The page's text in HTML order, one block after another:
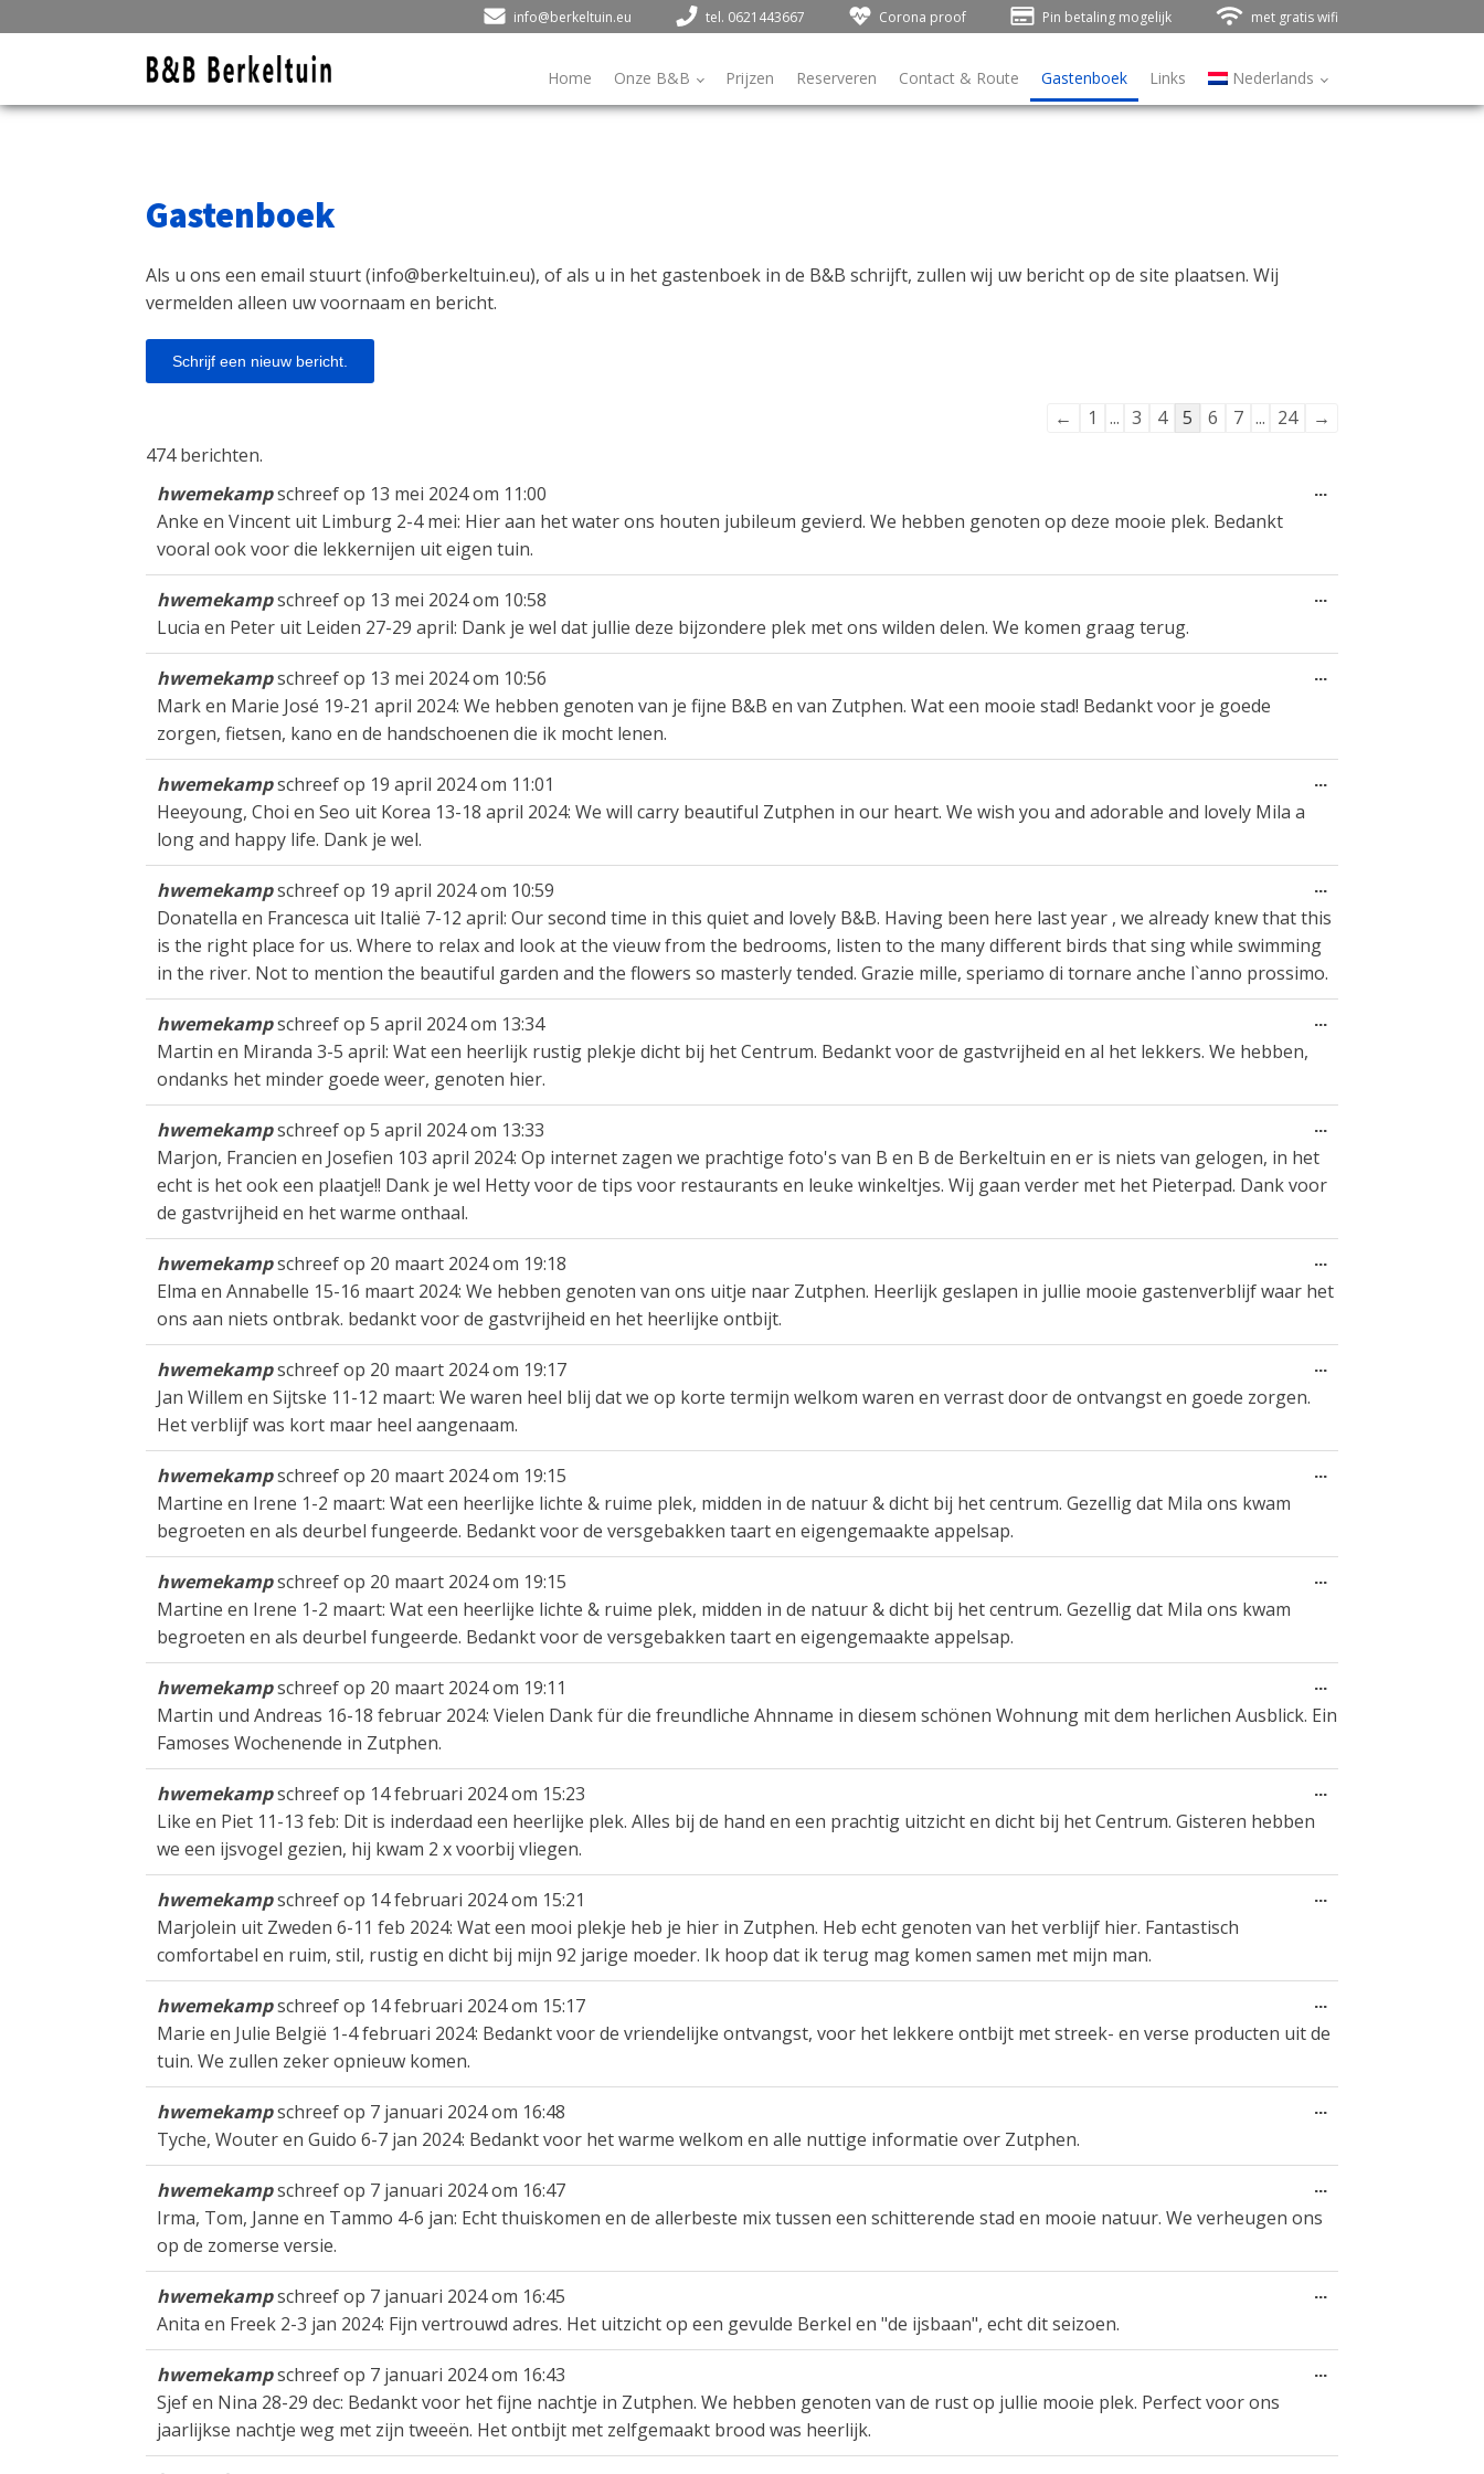
info@berkeltuin.eu tel. 0621443667 Corona proof Pin betaling mogelijk met gratis wifi
Home Onze B&B Prijzen Reserveren Contact & Route Gastenboek Links Nederlands
Gastenboek
Als u ons een email stuurt (info@berkeltuin.eu), of als u in het gastenboek in de B&B schrijft, zullen wij uw bericht op de site plaatsen. Wij
vermelden alleen uw voornaam en bericht.
Navigatie
lijst
← 1 ... 3 4 5 6 7 ... 24
→
474 berichten.
hwemekampschreef op 13 mei 2024om 11:00
Anke en Vincent uit Limburg 2-4 mei: Hier aan het water ons houten jubileum gevierd. We hebben genoten op deze mooie plek. Bedankt
vooral ook voor die lekkernijen uit eigen tuin.
...
hwemekampschreef op 13 mei 2024om 10:58
Lucia en Peter uit Leiden 27-29 april: Dank je wel dat jullie deze bijzondere plek met ons wilden delen. We komen graag terug.
...
hwemekampschreef op 13 mei 2024om 10:56
Mark en Marie José 19-21 april 2024: We hebben genoten van je fijne B&B en van Zutphen. Wat een mooie stad! Bedankt voor je goede
zorgen, fietsen, kano en de handschoenen die ik mocht lenen.
...
hwemekampschreef op 19 april 2024om 11:01
Heeyoung, Choi en Seo uit Korea 13-18 april 2024: We will carry beautiful Zutphen in our heart. We wish you and adorable and lovely Mila a
long and happy life. Dank je wel.
...
hwemekampschreef op 19 april 2024om 10:59
Donatella en Francesca uit Italië 7-12 april: Our second time in this quiet and lovely B&B. Having been here last year , we already knew that this
is the right place for us. Where to relax and look at the vieuw from the bedrooms, listen to the many different birds that sing while swimming
in the river. Not to mention the beautiful garden and the flowers so masterly tended. Grazie mille, speriamo di tornare anche l`anno prossimo.
...
metabox.
hwemekampschreef op 5 april 2024om 13:34
Martin en Miranda 3-5 april: Wat een heerlijk rustig plekje dicht bij het Centrum. Bedankt voor de gastvrijheid en al het lekkers. We hebben,
ondanks het minder goede weer, genoten hier.
...
hwemekampschreef op 5 april 2024om 13:33
Marjon, Francien en Josefien 103 april 2024: Op internet zagen we prachtige foto's van B en B de Berkeltuin en er is niets van gelogen, in het
echt is het ook een plaatje!! Dank je wel Hetty voor de tips voor restaurants en leuke winkeltjes. Wij gaan verder met het Pieterpad. Dank voor
de gastvrijheid en het warme onthaal.
...
hwemekampschreef op 20 maart 2024om 19:18
Elma en Annabelle 15-16 maart 2024: We hebben genoten van ons uitje naar Zutphen. Heerlijk geslapen in jullie mooie gastenverblijf waar het
ons aan niets ontbrak. bedankt voor de gastvrijheid en het heerlijke ontbijt.
...
metabox.
hwemekampschreef op 20 maart 2024om 19:17
Jan Willem en Sijtske 11-12 maart: We waren heel blij dat we op korte termijn welkom waren en verrast door de ontvangst en goede zorgen.
Het verblijf was kort maar heel aangenaam.
...
hwemekampschreef op 20 maart 2024om 19:15
Martine en Irene 1-2 maart: Wat een heerlijke lichte & ruime plek, midden in de natuur & dicht bij het centrum. Gezellig dat Mila ons kwam
begroeten en als deurbel fungeerde. Bedankt voor de versgebakken taart en eigengemaakte appelsap.
...
hwemekampschreef op 20 maart 2024om 19:15
Martine en Irene 1-2 maart: Wat een heerlijke lichte & ruime plek, midden in de natuur & dicht bij het centrum. Gezellig dat Mila ons kwam
begroeten en als deurbel fungeerde. Bedankt voor de versgebakken taart en eigengemaakte appelsap.
...
hwemekampschreef op 20 maart 2024om 19:11
Martin und Andreas 16-18 februar 2024: Vielen Dank für die freundliche Ahnname in diesem schönen Wohnung mit dem herlichen Ausblick. Ein
Famoses Wochenende in Zutphen.
...
metabox.
hwemekampschreef op 14 februari 2024om 15:23
Like en Piet 11-13 feb: Dit is inderdaad een heerlijke plek. Alles bij de hand en een prachtig uitzicht en dicht bij het Centrum. Gisteren hebben
we een ijsvogel gezien, hij kwam 2 x voorbij vliegen.
...
hwemekampschreef op 14 februari 2024om 15:21
Marjolein uit Zweden 6-11 feb 2024: Wat een mooi plekje heb je hier in Zutphen. Heb echt genoten van het verblijf hier. Fantastisch
comfortabel en ruim, stil, rustig en dicht bij mijn 92 jarige moeder. Ik hoop dat ik terug mag komen samen met mijn man.
...
hwemekampschreef op 14 februari 2024om 15:17
Marie en Julie België 1-4 februari 2024: Bedankt voor de vriendelijke ontvangst, voor het lekkere ontbijt met streek- en verse producten uit de
tuin. We zullen zeker opnieuw komen.
...
metabox.
hwemekampschreef op 7 januari 2024om 16:48
Tyche, Wouter en Guido 6-7 jan 2024: Bedankt voor het warme welkom en alle nuttige informatie over Zutphen.
...
hwemekampschreef op 7 januari 2024om 16:47
Irma, Tom, Janne en Tammo 4-6 jan: Echt thuiskomen en de allerbeste mix tussen een schitterende stad en mooie natuur. We verheugen ons
op de zomerse versie.
...
hwemekampschreef op 7 januari 2024om 16:45
Anita en Freek 2-3 jan 2024: Fijn vertrouwd adres. Het uitzicht op een gevulde Berkel en "de ijsbaan", echt dit seizoen.
...
hwemekampschreef op 7 januari 2024om 16:43
Sjef en Nina 28-29 dec: Bedankt voor het fijne nachtje in Zutphen. We hebben genoten van de rust op jullie mooie plek. Perfect voor ons
jaarlijkse nachtje weg met zijn tweeën. Het ontbijt met zelfgemaakt brood was heerlijk.
...